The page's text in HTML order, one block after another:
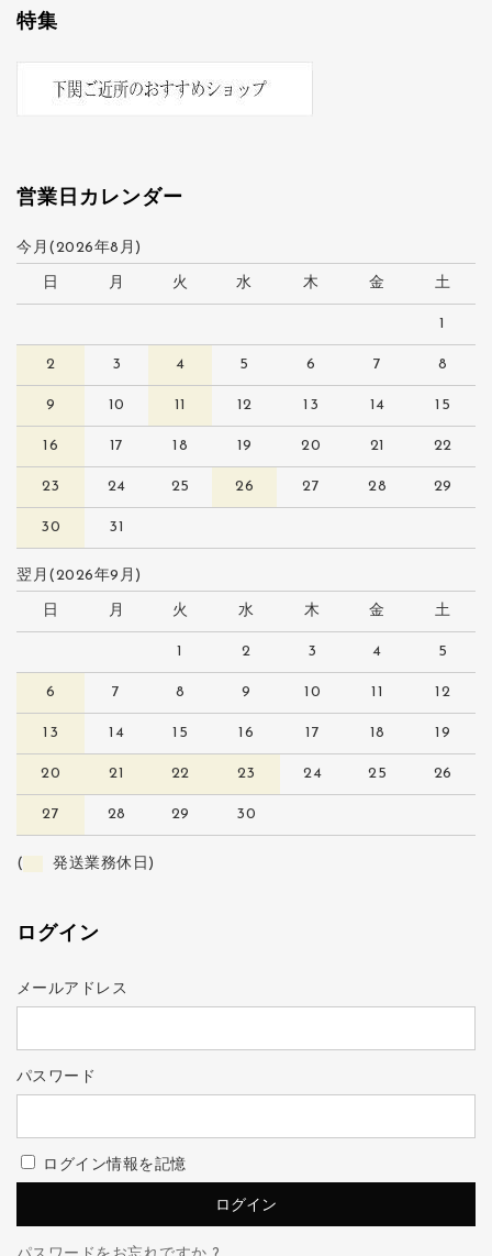
特集
営業日カレンダー
今月(2026年8月)
日 月 火 水 木 金 土
1
2 3 4 5 6 7 8
9 10 11 12 13 14 15
16 17 18 19 20 21 22
23 24 25 26 27 28 29
30 31
翌月(2026年9月)
日 月 火 水 木 金 土
1 2 3 4 5
6 7 8 9 10 11 12
13 14 15 16 17 18 19
20 21 22 23 24 25 26
27 28 29 30
( 発送業務休日)
ログイン
メールアドレス
パスワード
ログイン情報を記憶